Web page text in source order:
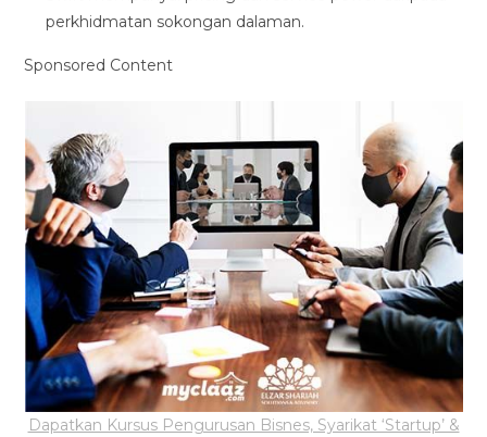
perkhidmatan sokongan dalaman.
Sponsored Content
Dapatkan Kursus Pengurusan Bisnes, Syarikat ‘Startup’ &